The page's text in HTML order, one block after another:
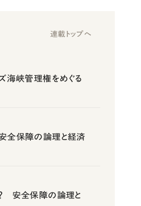
連載トップへ
海峡管理権をめぐる
全保障の論理と経済
安全保障の論理と